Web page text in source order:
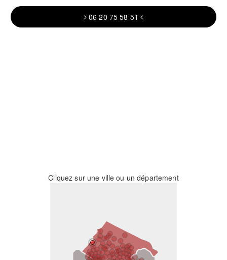
06 20 75 58 51
Cliquez sur une ville ou un département